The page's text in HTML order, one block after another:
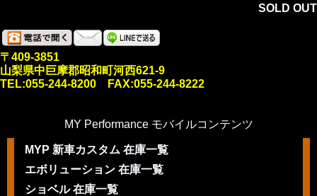
SOLD OUT
〒409-3851
山梨県中巨摩郡昭和町河西621-9
TEL:055-244-8200 FAX:055-244-8222
MY Performance モバイルコンテンツ
MYP 新車カスタム 在庫一覧
エボリューション 在庫一覧
ショベル 在庫一覧